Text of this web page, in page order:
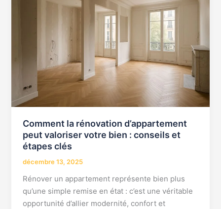
Comment la rénovation d’appartement
peut valoriser votre bien : conseils et
étapes clés
décembre 13, 2025
Rénover un appartement représente bien plus
qu’une simple remise en état : c’est une véritable
opportunité d’allier modernité, confort et
rénovation
d’appartement
valoriser
conseils
et
clés